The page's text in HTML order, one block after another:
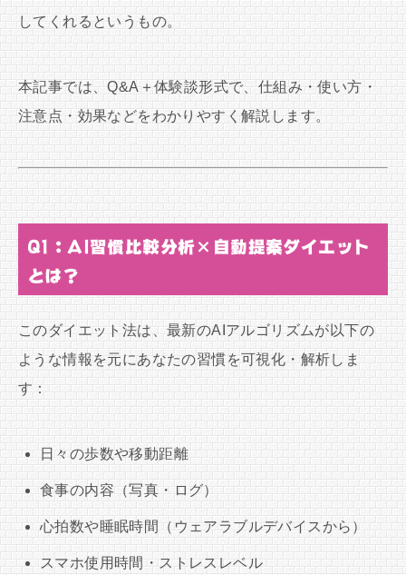
してくれるというもの。
本記事では、Q&A＋体験談形式で、仕組み・使い方・
注意点・効果などをわかりやすく解説します。
Q1：AI習慣比較分析×自動提案ダイエット
とは？
このダイエット法は、最新のAIアルゴリズムが以下の
ような情報を元にあなたの習慣を可視化・解析しま
す：
日々の歩数や移動距離
食事の内容（写真・ログ）
心拍数や睡眠時間（ウェアラブルデバイスから）
スマホ使用時間・ストレスレベル